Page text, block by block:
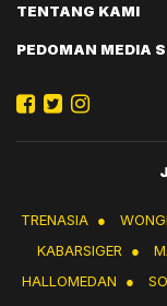
TENTANG KAMI
PEDOMAN MEDIA
TRENASIA ●
KABARSIGER
●
HALLOMEDAN
●